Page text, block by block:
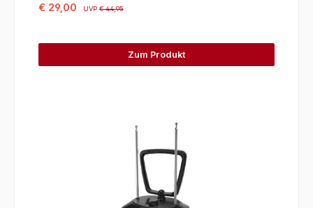
€ 29,00 UVP€ 44,95
Zum Produkt